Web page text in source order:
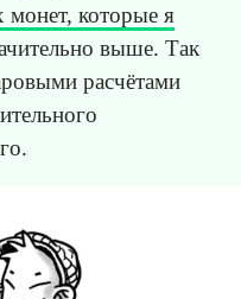
монет, которые я
выше. Так
расчётами